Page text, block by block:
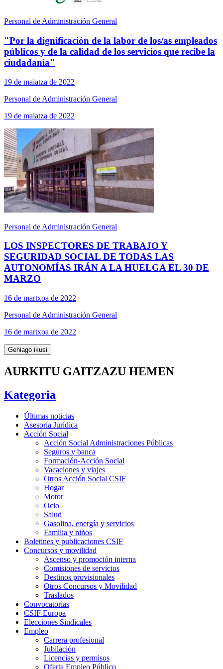
Personal de Administración General
"Por la dignificación de la labor de los/as empleados
públicos y de la calidad de los servicios que recibe la
ciudadanía"
19 de maiatza de 2022
Personal de Administración General
19 de maiatza de 2022
Personal de Administración General
LOS INSPECTORES DE TRABAJO Y
SEGURIDAD SOCIAL DE TODAS LAS
AUTONOMÍAS IRÁN A LA HUELGA EL 30 DE
MARZO
16 de martxoa de 2022
Personal de Administración General
16 de martxoa de 2022
Gehiago ikusi
AURKITU GAITZAZU HEMEN
Kategoria
Últimas noticias
Asesoría Jurídica
Acción Social
Acción Social Administraciones Públicas
Seguros y banca
Formación-Acción Social
Vacaciones y viajes
Otros Acción Social CSIF
Hogar
Motor
Ocio
Salud
Gasolina, energía y servicios
Familia y niños
Boletines y publicaciones CSIF
Concursos y movilidad
Ascenso y promoción interna
Comisiones de servicios
Destinos provisionales
Otros Concursos y Movilidad
Traslados
Convocatorias
CSIF Europa
Elecciones Sindicales
Empleo
Carrera profesional
Jubilación
Licencias y permisos
Oferta Empleo Público